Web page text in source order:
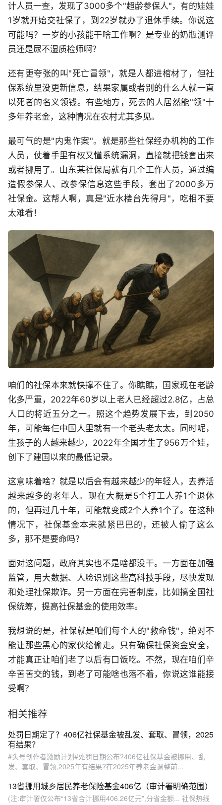
计人员一查，发现了3000多个"超龄参保人"，有的娃娃
1岁就开始交社保了，到22岁就办了退休手续。你说这
可能吗？一岁的小孩能干啥工作啊？是专业的奶瓶测评
员还是尿不湿质检师啊？
还有更夸张的叫"死亡冒领"，就是人都进棺材了，但社
保系统里没更新信息，结果家属或者别的什么人就一直
以死者的名义领钱。有些地方，死去的人居然能"领"十
多年养老金，这种情况在农村尤其多见。
最可气的是"内鬼作案"。就是那些社保经办机构的工作
人员，仗着手里有权又懂系统漏洞，直接就把钱套出来
或者挪用了。山东某社保局就有几个工作人员，通过编
造假参保人、改参保信息这些手段，套出了2000多万
社保金。这帮人啊，真是"近水楼台先得月"，吃相不要
太难看！
咱们的社保本来就快撑不住了。你瞧瞧，国家现在老龄
化多严重，2022年60岁以上老人已经超过2.8亿，占总
人口的将近五分之一。照这个趋势发展下去，到2050
年，可能每仨中国人里就有一个老头老太太。同时呢，
生孩子的人越来越少，2022年全国才生了956万个娃，
创下了建国以来的最低记录。
这意味着啥？就是以后会有越来越少的年轻人，去养活
越来越多的老年人。现在大概是5个打工人养1个退休
的，但再过几十年，可能就变成2个人养1个了。在这种
情况下，社保基金本来就紧巴巴的，还被人偷了这么
多，那不是要命吗？
面对这问题，政府其实也不是啥都没干。一方面在加强
监管，用大数据、人脸识别这些高科技手段，尽快发现
和处理社保欺诈。另一方面在完善制度，比如搞全国社
保统筹，提高社保基金的使用效率。
我想说的是，社保就是咱们每个人的"救命钱"，绝对不
能让那些黑心的家伙给偷走。只有确保社保资金安全，
才能真正让咱们老了以后有口饭吃。不然，现在咱们辛
辛苦苦交的钱，到老了可能啥也落不着，你说这谁能接
受啊？
相关推荐
处罚日期定了？406亿社保基金被乱发、套取、冒领，2025
有结果？
#头号创作者激励计划#处罚日期公布?406亿社保基金被挪用、乱
发、套取、冒领,2025年有结果?在2025年养老金调整前...
13省挪用城乡居民养老保险基金406亿（审计署明确范围）
(注:审计署仅公布“13省合计挪用406.26亿元”,分省金额... 社保热线